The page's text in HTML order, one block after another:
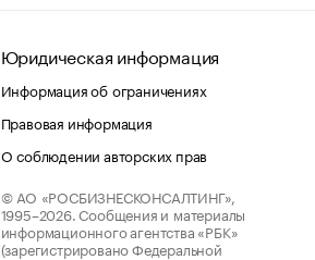
Юридическая информация
Информация об ограничениях
Правовая информация
О соблюдении авторских прав
© АО «РОСБИЗНЕСКОНСАЛТИНГ»,
1995–2026. Сообщения и материалы
информационного агентства «РБК»
(зарегистрировано Федеральной